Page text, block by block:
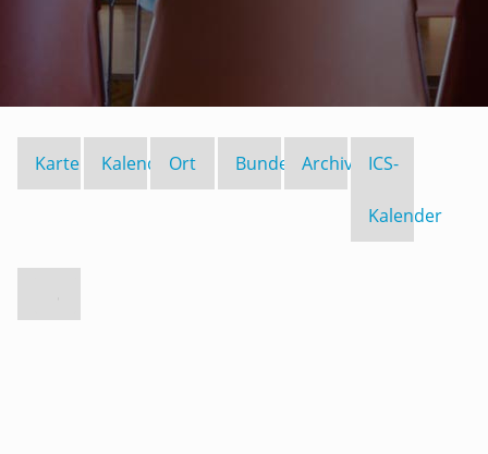
Karte KalenderOrt Bundesland
Archiv ICS-
Kalender